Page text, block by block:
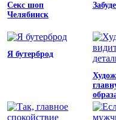
Секс шоп
Челябинск
Я бутерброд